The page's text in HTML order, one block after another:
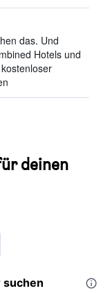
das. Und
Hotels und
deinen
suchen